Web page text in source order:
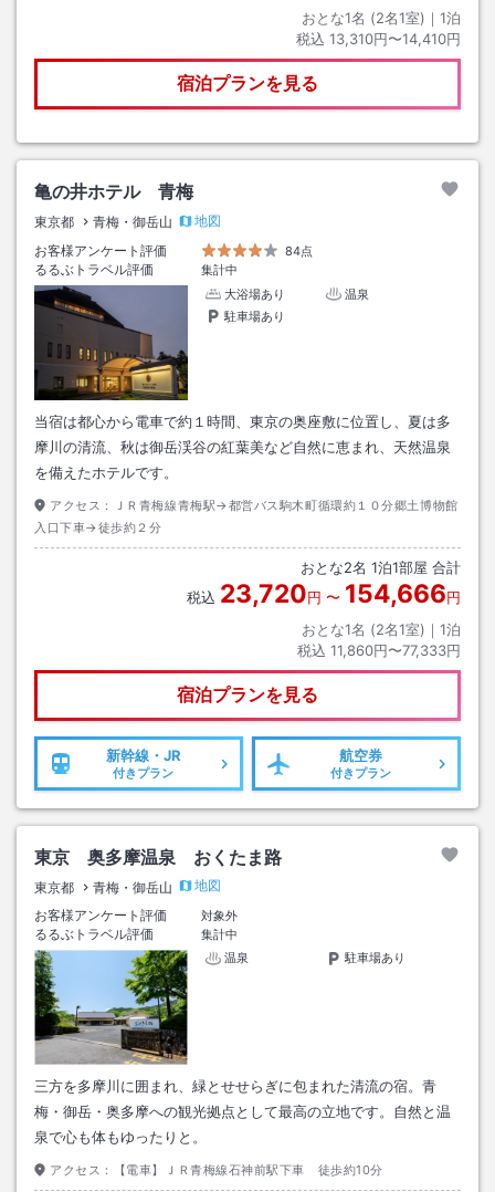
おとな1名 (2名1室)｜ 1泊
税込 13,310円〜14,410円
宿泊プランを見る
亀の井ホテル 青梅
東京都 青梅・御岳山
地図
お客様アンケート評価
84点
るるぶトラベル評価
集計中
大浴場あり
温泉
駐車場あり
当宿は都心から電車で約１時間、東京の奥座敷に位置し、夏は多
摩川の清流、秋は御岳渓谷の紅葉美など自然に恵まれ、天然温泉
を備えたホテルです。
アクセス：
ＪＲ青梅線青梅駅→都営バス駒木町循環約１０分郷土博物館
入口下車→徒歩約２分
おとな2名 1泊1部屋 合計
税込 23,720円 〜 154,666円
おとな1名 (2名1室)｜ 1泊
税込 11,860円〜77,333円
宿泊プランを見る
新幹線・JR
付きプラン
航空券
付きプラン
東京 奥多摩温泉 おくたま路
東京都 青梅・御岳山
地図
お客様アンケート評価
対象外
るるぶトラベル評価
集計中
温泉
駐車場あり
三方を多摩川に囲まれ、緑とせせらぎに包まれた清流の宿。青
梅・御岳・奥多摩への観光拠点として最高の立地です。自然と温
泉で心も体もゆったりと。
アクセス： 【電車】ＪＲ青梅線石神前駅下車 徒歩約10分